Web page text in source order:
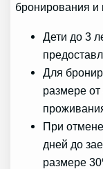
бронирования и
Дети до 3
Для
размере
При
дней до
размере